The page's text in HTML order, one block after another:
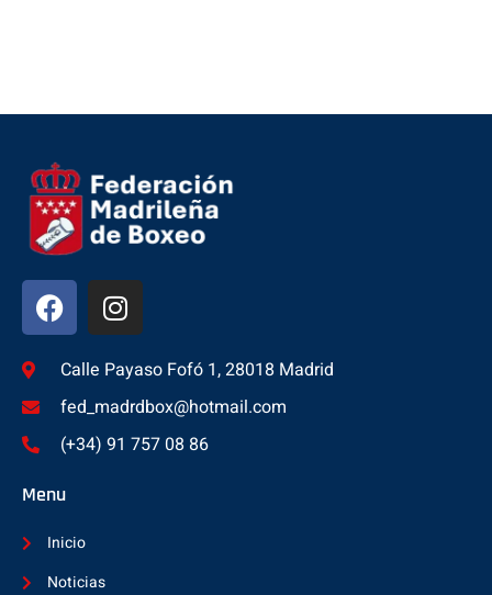
Calle Payaso Fofó 1, 28018 Madrid
fed_madrdbox@hotmail.com
(+34) 91 757 08 86
Menu
Inicio
Noticias